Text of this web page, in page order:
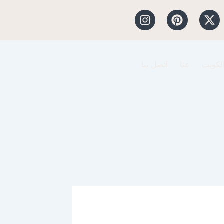
X
-
P
i
I
n